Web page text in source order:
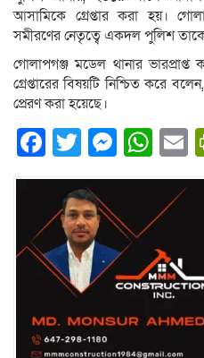
আসামিকে গ্রেপ্তার করা হয়।
সমীরণের নেতৃত্বে একদল পুলিশ তাকে
গোলাপগঞ্জ মডেল থানার
গ্রেপ্তারের বিষয়টি নিশ্চিত করে
প্রেরণ করা হয়েছে।
Facebook
Twitter